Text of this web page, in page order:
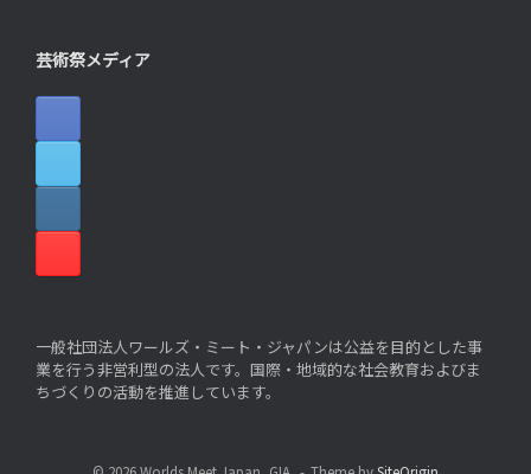
芸術祭メディア
一般社団法人ワールズ・ミート・ジャパンは公益を目的とした事
業を行う非営利型の法人です。国際・地域的な社会教育およびま
ちづくりの活動を推進しています。